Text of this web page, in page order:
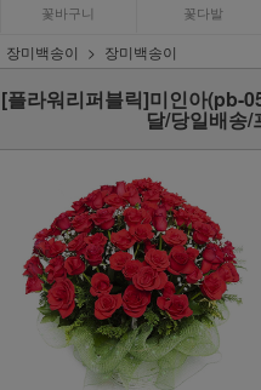
꽃바구니 꽃다발
장미백송이 장미백송이
[플라워리퍼블릭]미인아(pb-
달/당일배송/